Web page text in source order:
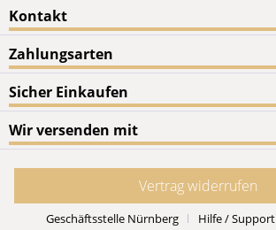
Kontakt
Zahlungsarten
Sicher Einkaufen
Wir versenden mit
Vertrag widerrufen
Geschäftsstelle Nürnberg Hilfe / Support